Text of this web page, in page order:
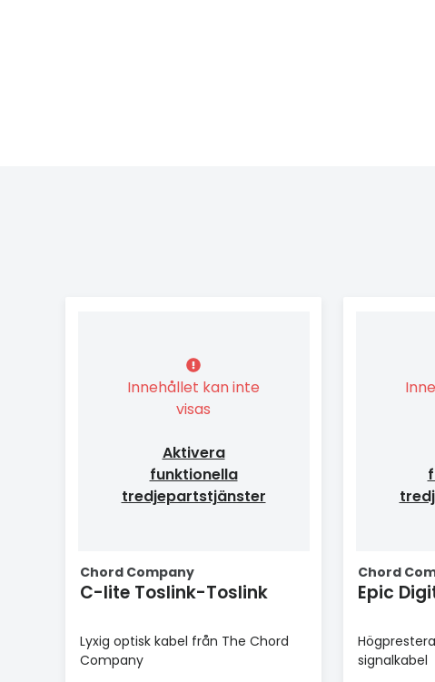
Innehållet kan inte
visas
Aktivera
funktionella
tredjepartstjänster
Chord Company
C-lite Toslink-Toslink
Lyxig optisk kabel från The Chord
Company
Chord
Epic
signalkabel